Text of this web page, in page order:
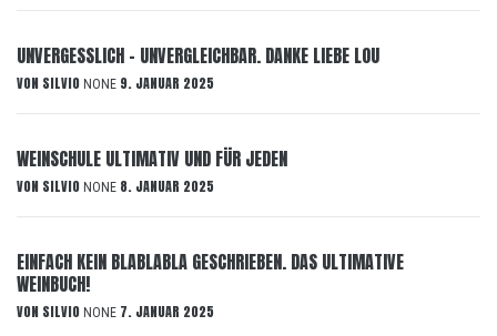
UNVERGESSLICH – UNVERGLEICHBAR. DANKE LIEBE LOU
VON SILVIO NONE 9. JANUAR 2025
WEINSCHULE ULTIMATIV UND FÜR JEDEN
VON SILVIO NONE 8. JANUAR 2025
EINFACH KEIN BLABLABLA GESCHRIEBEN. DAS ULTIMATIVE
WEINBUCH!
VON SILVIO NONE 7. JANUAR 2025